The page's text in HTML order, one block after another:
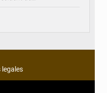
legales